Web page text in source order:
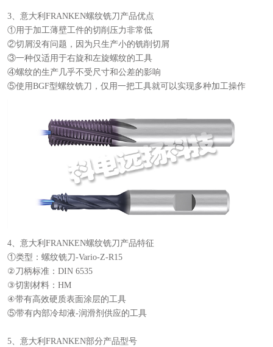
3、意大利FRANKEN螺纹铣刀产品优点
①用于加工薄壁工件的切削压力非常低
②切屑没有问题，因为只生产小的铣削切屑
③一种仅适用于右旋和左旋螺纹的工具
④螺纹的生产几乎不受尺寸和公差的影响
⑤使用BGF型螺纹铣刀，仅用一把工具就可以实现多种加工操作
4、意大利FRANKEN螺纹铣刀产品特征
①类型：螺纹铣刀-Vario-Z-R15
②刀柄标准：DIN 6535
③切割材料：HM
④带有高效硬质表面涂层的工具
⑤带有内部冷却液-润滑剂供应的工具
5、意大利FRANKEN部分产品型号